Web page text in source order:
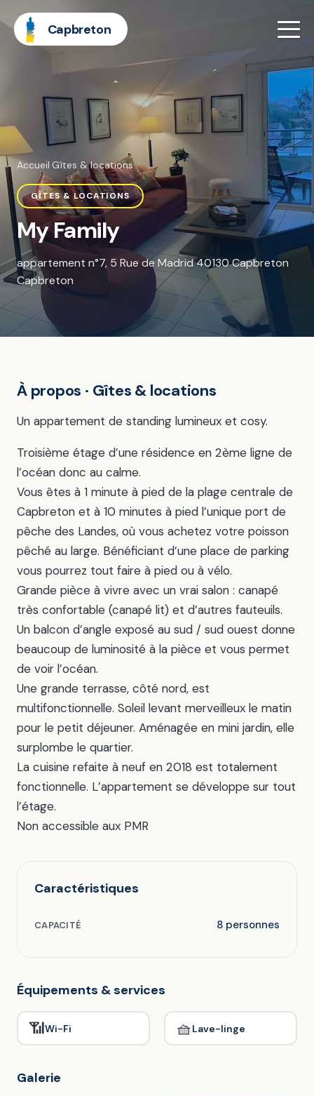
Capbreton
Accueil·Gîtes & locations
GÎTES & LOCATIONS
My Family
appartement n°7, 5 Rue de Madrid 40130 Capbreton
Capbreton
À propos · Gîtes & locations
Un appartement de standing lumineux et cosy.
Troisième étage d’une résidence en 2ème ligne de
l’océan donc au calme.
Vous êtes à 1 minute à pied de la plage centrale de
Capbreton et à 10 minutes à pied l’unique port de
pêche des Landes, où vous achetez votre poisson
pêché au large. Bénéficiant d’une place de parking
vous pourrez tout faire à pied ou à vélo.
Grande pièce à vivre avec un vrai salon : canapé
très confortable (canapé lit) et d’autres fauteuils.
Un balcon d’angle exposé au sud / sud ouest donne
beaucoup de luminosité à la pièce et vous permet
de voir l’océan.
Une grande terrasse, côté nord, est
multifonctionnelle. Soleil levant merveilleux le matin
pour le petit déjeuner. Aménagée en mini jardin, elle
surplombe le quartier.
La cuisine refaite à neuf en 2018 est totalement
fonctionnelle. L’appartement se développe sur tout
l’étage.
Non accessible aux PMR
Caractéristiques
CAPACITÉ 8 personnes
Équipements & services
📶Wi-Fi 🧺Lave-linge
Galerie